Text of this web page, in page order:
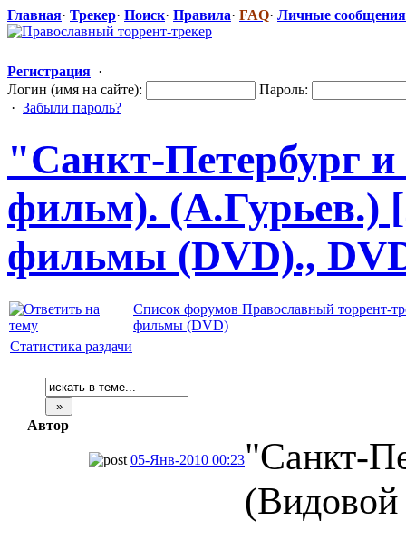
Главная· Трекер· Поиск· Правила· FAQ· Личные сообщения
Регистрация ·
Логин (имя на сайте):
Пароль:
· Забыли пароль?
"Санкт-П​етербург
фильм). (А.Гурьев.)
фильмы (DVD).,
Список форумов Православный торрент-
фильмы (DVD)
Статистика раздачи
Автор
05-Янв-2010 00:23"Санкт-